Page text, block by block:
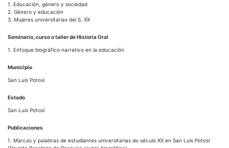
1. Educación, género y sociedad
2. Género y educación
3. Mujeres universitarias del S. XX
Seminario, curso o taller de Historia Oral
1. Enfoque biográfico narrativo en la educación
Municipio
San Luis Potosí
Estado
San Luis Potosí
Publicaciones
1. Marcas y palabras de estudiantes universitarias do século XX en San Luis Potosí